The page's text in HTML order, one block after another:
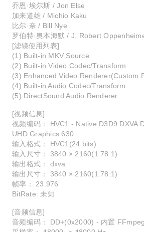
乔恩·埃尔斯 / Jon Else
加来道雄 / Michio Kaku
比尔·奈 / Bill Nye
罗伯特·奥本海默 / J. Robert
[滤镜使用列表]
(1) Built-in MKV Source
(2) Built-in Video Codec/Transform
(3) Enhanced Video Renderer(Custom
(4) Built-in Audio Codec/Transform
(5) DirectSound Audio Renderer
[视频信息]
视频编码： HVC1 - Native D3D9 DXVA
UHD Graphics 630
输入格式： HVC1(24 bits)
输入尺寸： 3840 × 2160(1.78:1)
输出格式： dxva
输出尺寸： 3840 × 2160(1.78:1)
帧率： 23.976
BitRate: 未知
[音频信息]
音频编码： DD+(0x2000) - 内置